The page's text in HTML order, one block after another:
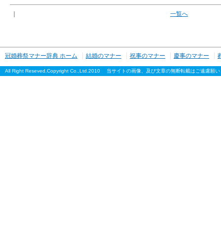
｜ 一覧へ
冠婚葬祭マナー辞典 ホーム 結婚のマナー 祝事のマナー 慶事のマナー
All Right Reseved,Copyright Co.,Ltd.2010 当サイトの画像、及び文章の無断転載はご遠慮願い